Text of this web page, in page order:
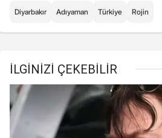
Diyarbakır Adıyaman Türkiye Rojin